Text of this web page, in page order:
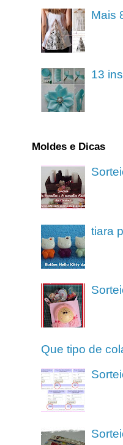
Mais
13
Moldes e Dicas
tiara
Que tipo de